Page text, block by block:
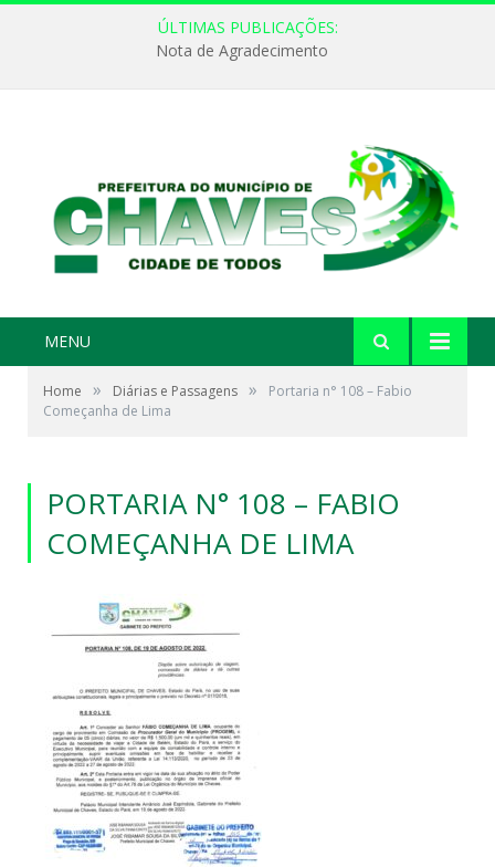
ÚLTIMAS PUBLICAÇÕES:
Nota de Agradecimento
MENU
Home » Diárias e Passagens »
Portaria n° 108 – Fabio
Começanha de Lima
PORTARIA N° 108 – FABIO
COMEÇANHA DE LIMA